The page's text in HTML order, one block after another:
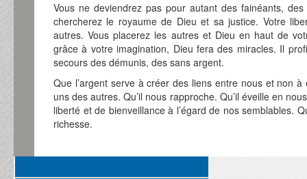
Vous ne deviendrez pas pour autant des fainéants,
chercherez le royaume de Dieu et sa justice. Votre
autres. Vous placerez les autres et Dieu en haut de
grâce à votre imagination, Dieu fera des miracles. Il
secours des démunis, des sans argent.
Que l’argent serve à créer des liens entre nous et non
uns des autres. Qu’il nous rapproche. Qu’il éveille en
liberté et de bienveillance à l’égard de nos semblables.
richesse.